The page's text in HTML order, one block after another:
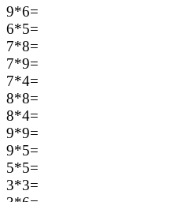
9*6=
6*5=
7*8=
7*9=
7*4=
8*8=
8*4=
9*9=
9*5=
5*5=
3*3=